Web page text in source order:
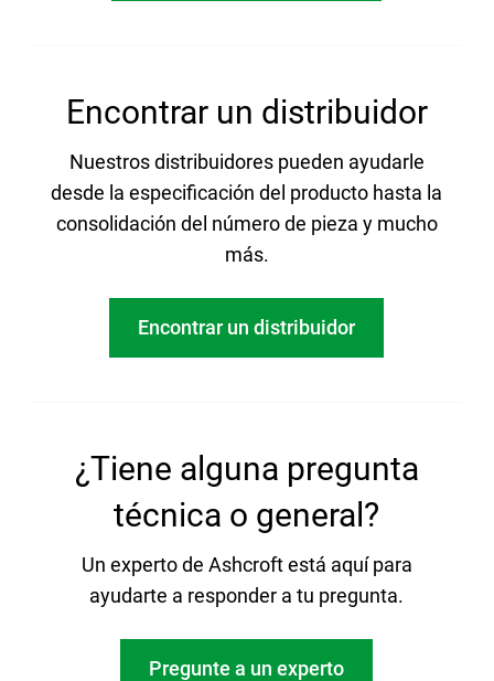
Encontrar un distribuidor
Nuestros distribuidores pueden ayudarle
desde la especificación del producto hasta la
consolidación del número de pieza y mucho
más.
Encontrar un distribuidor
¿Tiene alguna pregunta
técnica o general?
Un experto de Ashcroft está aquí para
ayudarte a responder a tu pregunta.
Pregunte a un experto